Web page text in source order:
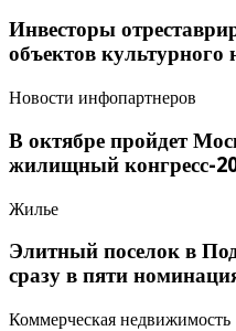
Инвесторы
объектов культурного
Новости инфопартнеров
В октябре пройдет
жилищный конгресс-
Жилье
Элитный поселок в
сразу в пяти
Коммерческая недвижимость